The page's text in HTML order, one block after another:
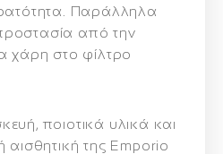
Παράλληλα
από την
χάρη στο φίλτρο
ποιοτικά υλικά και
αισθητική της Emporio